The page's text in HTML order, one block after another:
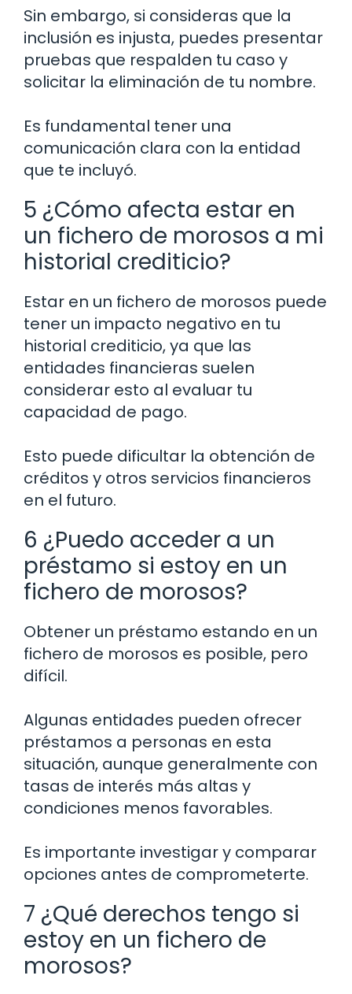
Sin embargo, si consideras que la
inclusión es injusta, puedes presentar
pruebas que respalden tu caso y
solicitar la eliminación de tu nombre.
Es fundamental tener una
comunicación clara con la entidad
que te incluyó.
5 ¿Cómo afecta estar en
un fichero de morosos a mi
historial crediticio?
Estar en un fichero de morosos puede
tener un impacto negativo en tu
historial crediticio, ya que las
entidades financieras suelen
considerar esto al evaluar tu
capacidad de pago.
Esto puede dificultar la obtención de
créditos y otros servicios financieros
en el futuro.
6 ¿Puedo acceder a un
préstamo si estoy en un
fichero de morosos?
Obtener un préstamo estando en un
fichero de morosos es posible, pero
difícil.
Algunas entidades pueden ofrecer
préstamos a personas en esta
situación, aunque generalmente con
tasas de interés más altas y
condiciones menos favorables.
Es importante investigar y comparar
opciones antes de comprometerte.
7 ¿Qué derechos tengo si
estoy en un fichero de
morosos?